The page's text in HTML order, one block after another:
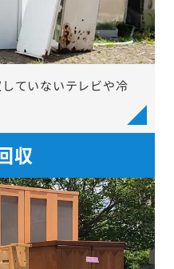
ていないテレビや冷
収